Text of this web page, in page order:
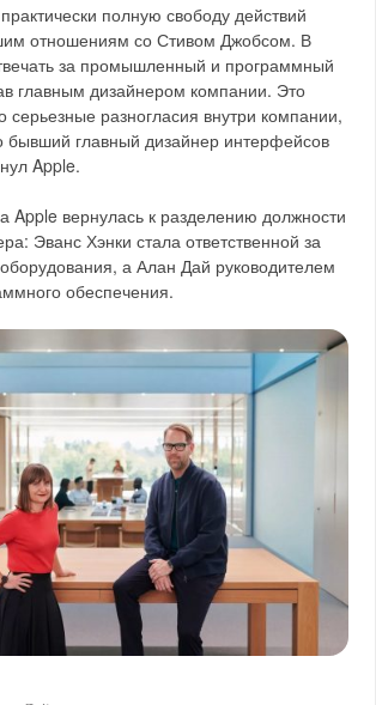
полную свободу действий
отношениям со Стивом Джобсом. В
за промышленный и программный
главным дизайнером компании. Это
серьезные разногласия внутри компании,
бывший главный дизайнер интерфейсов
Apple.
Apple вернулась к разделению должности
Эванс Хэнки стала ответственной за
а Алан Дай руководителем
обеспечения.